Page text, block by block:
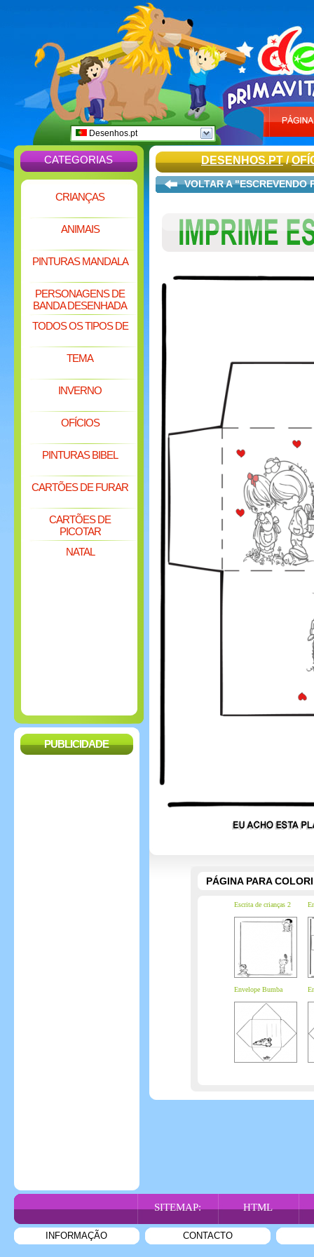
Desenhos.pt
CATEGORIAS
CRIANÇAS
ANIMAIS
PINTURAS MANDALA
PERSONAGENS DE
BANDA DESENHADA
TODOS OS TIPOS DE
TEMA
INVERNO
OFÍCIOS
PINTURAS BIBEL
CARTÕES DE FURAR
CARTÕES DE
PICOTAR
NATAL
PUBLICIDADE
DESENHOS.PT/
VOLTAR A "ESCREVENDO
PÁGINA PARA
Escrita de crianças 2
Envelope Bumba
SITEMAP: HTML
INFORMAÇÃO CONTACTO